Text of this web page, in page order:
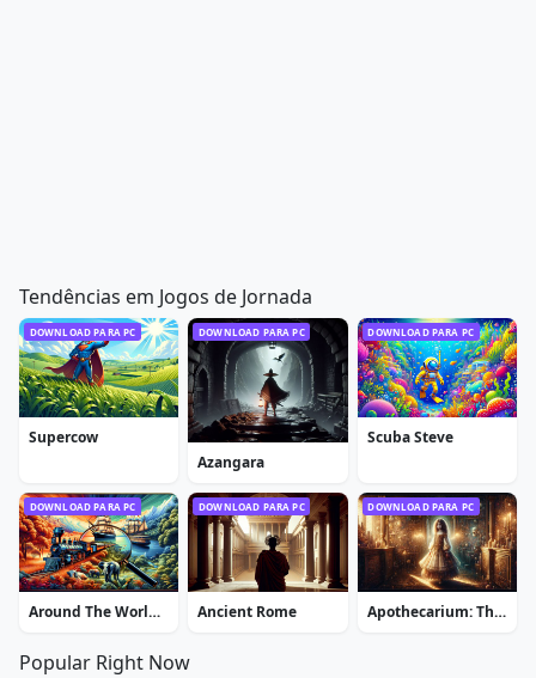
Tendências em Jogos de Jornada
DOWNLOAD PARA PC
Supercow
DOWNLOAD PARA PC
Azangara
DOWNLOAD PARA PC
Scuba Steve
DOWNLOAD PARA PC
Around The World In 80 Days Extended Edition
DOWNLOAD PARA PC
Ancient Rome
DOWNLOAD PARA PC
Apothecarium: The Renaissance of Evil
Popular Right Now